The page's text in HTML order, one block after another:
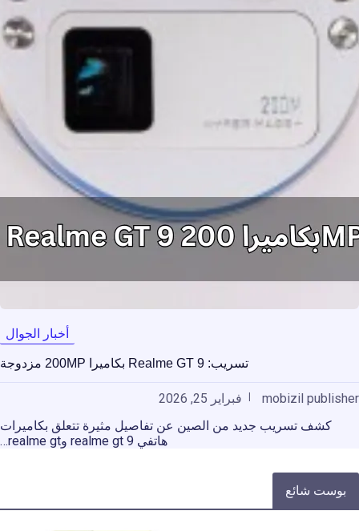
أخبار الجوال
تسريب: Realme GT 9 بكاميرا 200MP مزدوجة
mobizil publisher
فبراير 25, 2026
كشف تسريب جديد من الصين عن تفاصيل مثيرة تتعلق بكاميرات
هاتفي realme gt 9 وrealme gt…
بوست شائع